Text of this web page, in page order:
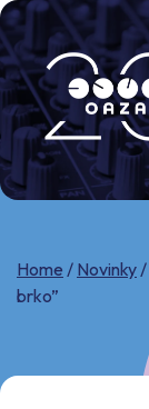
Skip
to
content
Home / Novinky/
brko”